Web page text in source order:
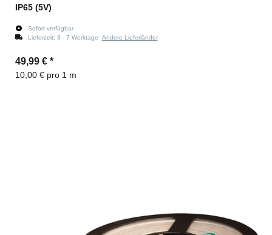
IP65 (5V)
Sofort verfügbar
Lieferzeit: 3 - 7 Werktage Andere Lieferländer
49,99 € *
10,00 € pro 1 m